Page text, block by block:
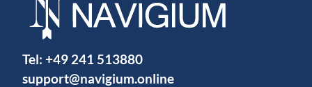
Tel: +49 241 513880
support@navigium.online